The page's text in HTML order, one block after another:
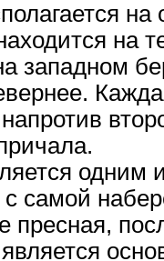
на
на
западном
с самой
пресная,